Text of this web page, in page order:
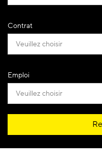
Contrat
Veuillez choisir
Emploi
Veuillez choisir